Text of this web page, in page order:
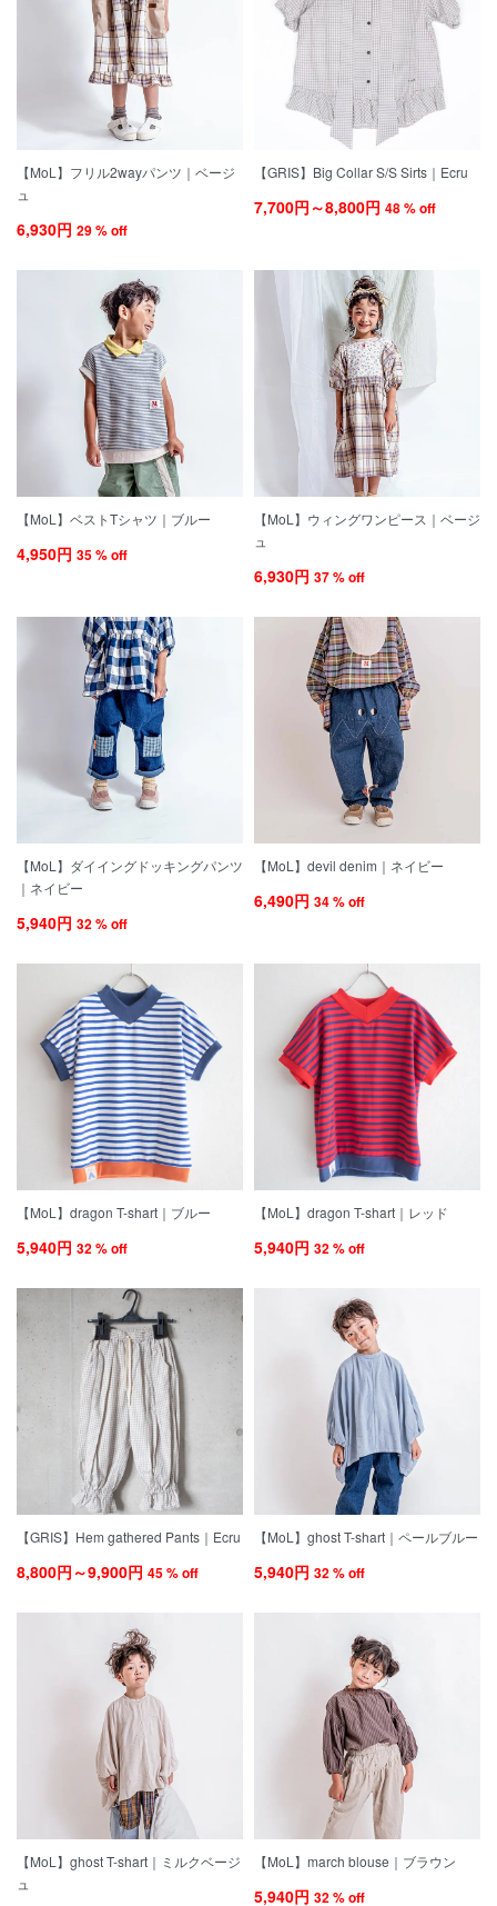
【MoL】フリル2wayパンツ｜ベージ
ュ
6,930円 29 % off
【GRIS】Big Collar S/S Sirts｜Ecru
7,700円～8,800円 48 % off
【MoL】ベストTシャツ｜ブルー
4,950円 35 % off
【MoL】ウィングワンピース｜ベージ
ュ
6,930円 37 % off
【MoL】ダイイングドッキングパンツ
｜ネイビー
5,940円 32 % off
【MoL】devil denim｜ネイビー
6,490円 34 % off
【MoL】dragon T-shart｜ブルー
5,940円 32 % off
【MoL】dragon T-shart｜レッド
5,940円 32 % off
【GRIS】Hem gathered Pants｜Ecru
8,800円～9,900円 45 % off
【MoL】ghost T-shart｜ペールブルー
5,940円 32 % off
【MoL】ghost T-shart｜ミルクベージ
ュ
【MoL】march blouse｜ブラウン
5,940円 32 % off